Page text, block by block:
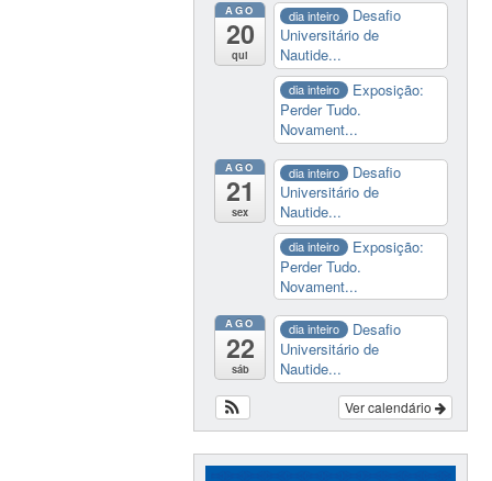
AGO
20
qui
dia inteiro
Desafio
Universitário de
Nautide...
dia inteiro
Exposição:
Perder Tudo.
Novament...
AGO
21
sex
dia inteiro
Desafio
Universitário de
Nautide...
dia inteiro
Exposição:
Perder Tudo.
Novament...
AGO
22
sáb
dia inteiro
Desafio
Universitário de
Nautide...
Ver calendário